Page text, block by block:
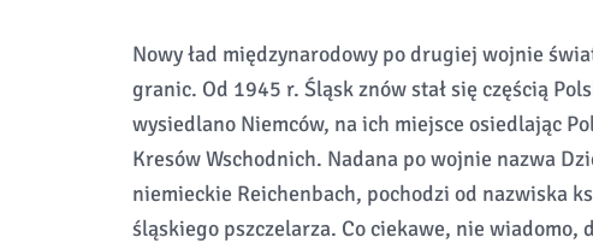
Nowy ład międzynarodowy po drugiej wojnie
granic. Od 1945 r. Śląsk znów stał się częścią
wysiedlano Niemców, na ich miejsce osiedlając
Kresów Wschodnich. Nadana po wojnie nazwa
niemieckie Reichenbach, pochodzi od nazwiska
śląskiego pszczelarza. Co ciekawe, nie wiadomo,